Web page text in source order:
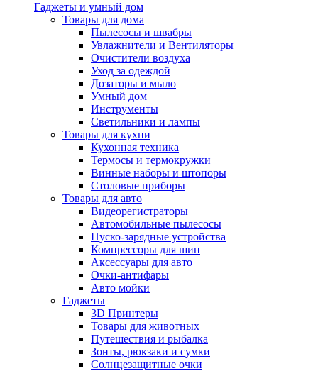
Гаджеты и умный дом
Товары для дома
Пылесосы и швабры
Увлажнители и Вентиляторы
Очистители воздуха
Уход за одеждой
Дозаторы и мыло
Умный дом
Инструменты
Светильники и лампы
Товары для кухни
Кухонная техника
Термосы и термокружки
Винные наборы и штопоры
Столовые приборы
Товары для авто
Видеорегистраторы
Автомобильные пылесосы
Пуско-зарядные устройства
Компрессоры для шин
Аксессуары для авто
Очки-антифары
Авто мойки
Гаджеты
3D Принтеры
Товары для животных
Путешествия и рыбалка
Зонты, рюкзаки и сумки
Солнцезащитные очки